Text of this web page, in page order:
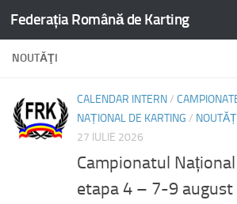
Federația Română de Karting
NOUTĂŢI
CALENDAR INTERN/
NAȚIONAL DE KARTING /
27 IULIE 2026
Campionatul
etapa 4 – 7-9 august